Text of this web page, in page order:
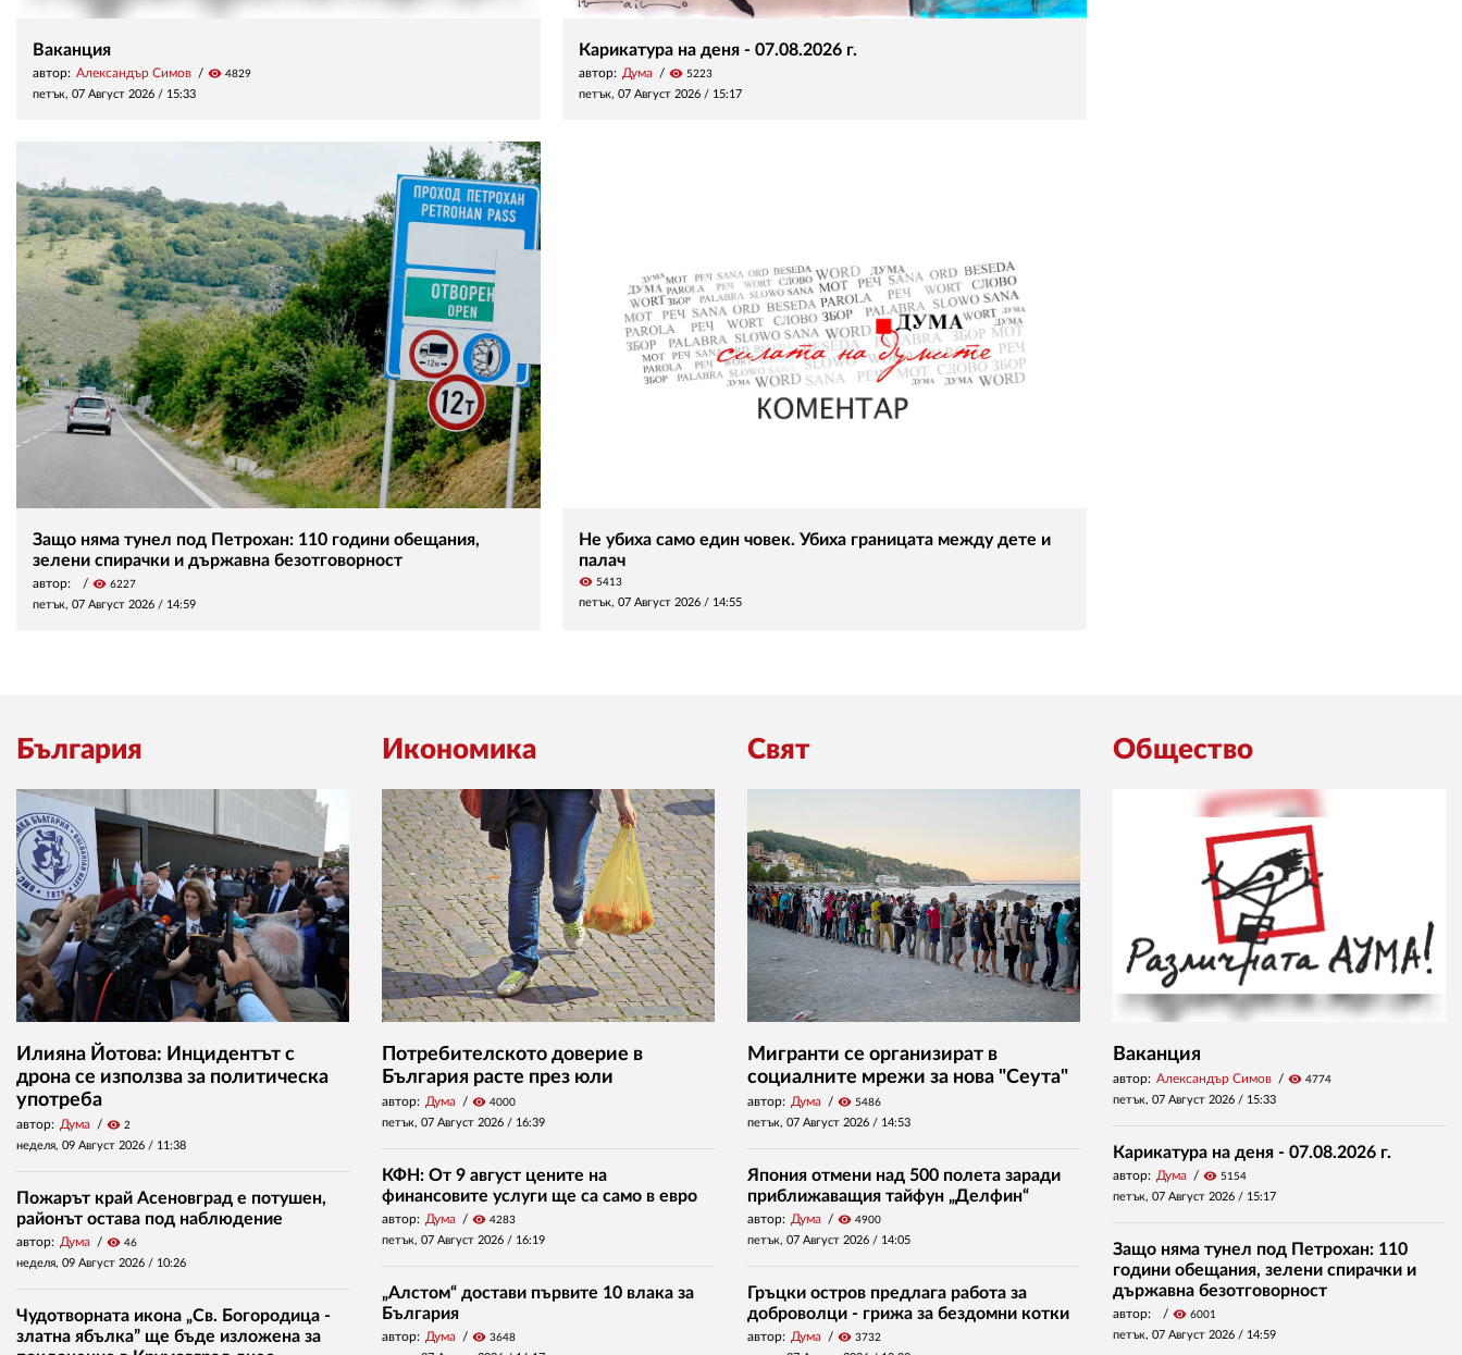
Ваканция
автор: Александър Симов visibility 4829
петък, 07 Август 2026 / 15:33
Карикатура на деня - 07.08.2026 г.
автор: Дума visibility 5223
петък, 07 Август 2026 / 15:17
Защо няма тунел под Петрохан: 110 години обещания,
зелени спирачки и държавна безотговорност
автор: visibility 6227
петък, 07 Август 2026 / 14:59
Не убиха само един човек. Убиха границата между дете и
палач
visibility 5413
петък, 07 Август 2026 / 14:55
България
Илияна Йотова: Инцидентът с
дрона се използва за политическа
употреба
автор: Дума visibility 2
неделя, 09 Август 2026 / 11:38
Пожарът край Асеновград е потушен,
районът остава под наблюдение
автор: Дума visibility 46
неделя, 09 Август 2026 / 10:26
Чудотворната икона „Св. Богородица -
златна ябълка” ще бъде изложена за
Икономика
Потребителското доверие в
България расте през юли
автор: Дума visibility 4000
петък, 07 Август 2026 / 16:39
КФН: От 9 август цените на
финансовите услуги ще са само в евро
автор: Дума visibility 4283
петък, 07 Август 2026 / 16:19
„Алстом“ достави първите 10 влака за
България
автор: Дума visibility 3648
Свят
Мигранти се организират в
социалните мрежи за нова "Сеута"
автор: Дума visibility 5486
петък, 07 Август 2026 / 14:53
Япония отмени над 500 полета заради
приближаващия тайфун „Делфин“
автор: Дума visibility 4900
петък, 07 Август 2026 / 14:05
Гръцки остров предлага работа за
доброволци - грижа за бездомни котки
автор: Дума visibility 3732
Общество
Ваканция
автор: Александър Симов visibility 4774
петък, 07 Август 2026 / 15:33
Карикатура на деня - 07.08.2026 г.
автор: Дума visibility 5154
петък, 07 Август 2026 / 15:17
Защо няма тунел под Петрохан: 110
години обещания, зелени спирачки и
държавна безотговорност
автор: visibility 6001
петък, 07 Август 2026 / 14:59